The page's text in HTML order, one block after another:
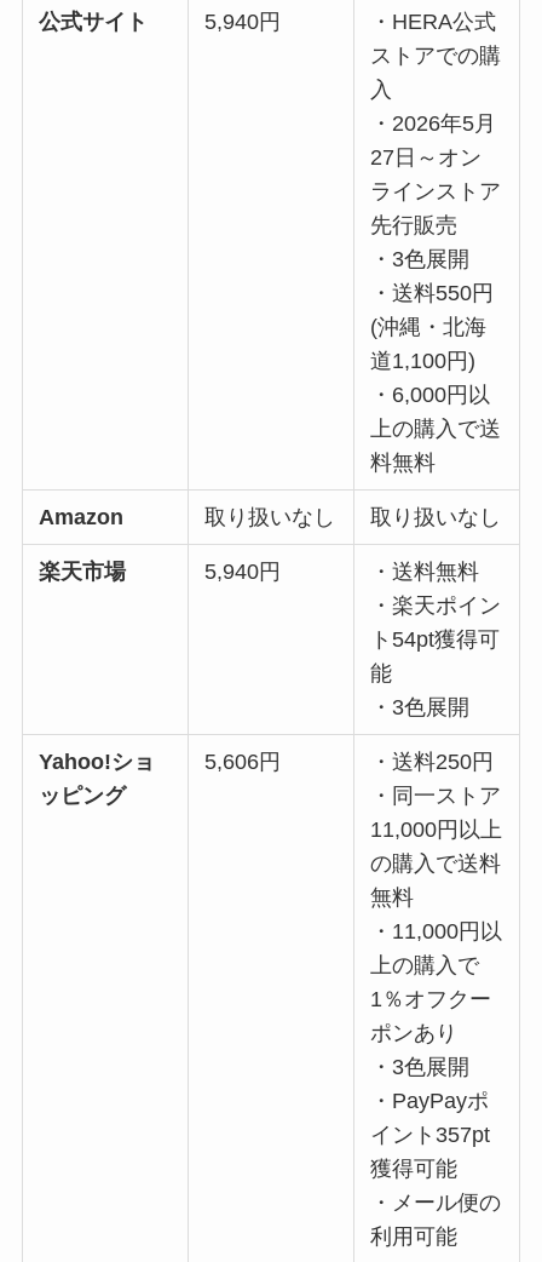
公式サイト 5,940円
・HERA公式
ストアでの購
入
・2026年5月
27日～オン
ラインストア
先行販売
・3色展開
・送料550円
(沖縄・北海
道1,100円)
・6,000円以
上の購入で送
料無料
Amazon 取り扱いなし 取り扱いなし
楽天市場 5,940円
・送料無料
・楽天ポイン
ト54pt獲得可
能
・3色展開
Yahoo!ショ
ッピング
5,606円
・送料250円
・同一ストア
11,000円以上
の購入で送料
無料
・11,000円以
上の購入で
1％オフクー
ポンあり
・3色展開
・PayPayポ
イント357pt
獲得可能
・メール便の
利用可能